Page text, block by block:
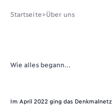
Startseite>Über uns
Wie alles begann...
Im April 2022 ging das